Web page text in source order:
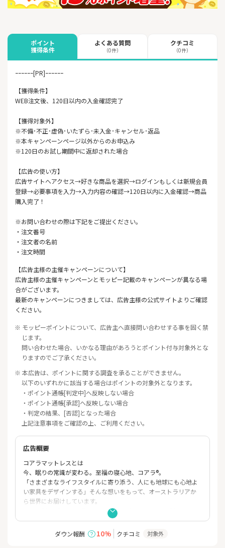
ポイント
獲得条件
よくある質問
（0件）
クチコミ
（0件）
ｰｰｰｰｰｰ[PR]ｰｰｰｰｰｰ
【獲得条件】
WEB注文後、120日以内の入金確認完了
【獲得対象外】
※不備･不正･虚偽･いたずら･未入金･キャンセル･返品
※本キャンペーンページ以外からのお申込み
※120日のお試し期間中に返却された場合
【広告の使い方】
広告サイトへアクセス→好きな商品を選択→ログインもしくは新規会員
登録→必要事項を入力→入力内容の確認→120日以内に入金確認→商品
購入完了！
※お問い合わせの際は下記をご提出ください。
・注文番号
・注文者の名前
・注文時間
【広告主様の主催キャンペーンについて】
広告主様の主催キャンペーンとモッピー記載のキャンペーンが異なる場
合がございます。
最新のキャンペーンにつきましては、広告主様の公式サイトよりご確認
ください。
※ モッピーポイントについて、広告主へ直接問い合わせする事を固く禁
じます。
問い合わせた場合、いかなる理由があろうとポイント付与対象外とな
りますのでご了承ください。
※ 本広告は、ポイントに関する調査を承ることができません。
以下のいずれかに該当する場合はポイントの対象外となります。
・ポイント通帳[判定中]へ反映しない場合
・ポイント通帳[承認]へ反映しない場合
・判定の結果、[否認]となった場合
上記注意事項をご確認の上、ご利用ください。
広告概要
コアラマットレスとは
今、眠りの常識が変わる。至福の寝心地、コアラ®。
「さまざまなライフスタイルに寄り添う、人にも地球にも心地よ
い家具をデザインする」そんな想いをもって、オーストラリアか
ら世界にお届けしています。
コアラ®なら全ての商品を120日間ご自宅でじっくりお試し可能。
使ってみて合わない場合は、全国どこでも無料で返品＆返金可
日本のどこに暮らしていても、心地よくぐっすり眠ってほしい。
ダウン報酬 10% クチコミ 対象外